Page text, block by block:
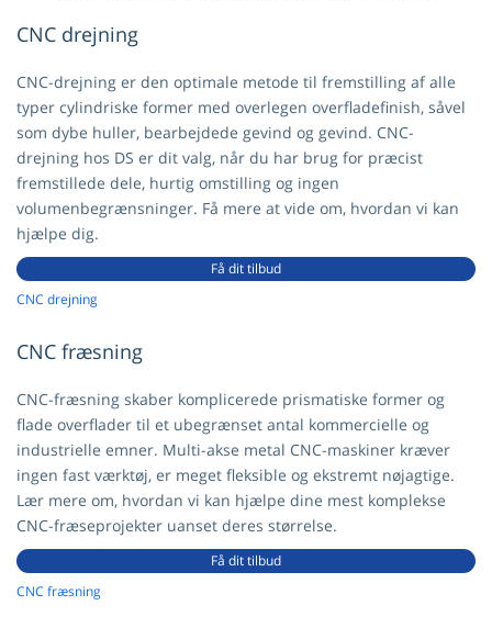
CNC drejning
CNC-drejning er den optimale metode til fremstilling af alle
typer cylindriske former med overlegen overfladefinish, såvel
som dybe huller, bearbejdede gevind og gevind. CNC-
drejning hos DS er dit valg, når du har brug for præcist
fremstillede dele, hurtig omstilling og ingen
volumenbegrænsninger. Få mere at vide om, hvordan vi kan
hjælpe dig.
Få dit tilbud
CNC drejning
CNC fræsning
CNC-fræsning skaber komplicerede prismatiske former og
flade overflader til et ubegrænset antal kommercielle og
industrielle emner. Multi-akse metal CNC-maskiner kræver
ingen fast værktøj, er meget fleksible og ekstremt nøjagtige.
Lær mere om, hvordan vi kan hjælpe dine mest komplekse
CNC-fræseprojekter uanset deres størrelse.
Få dit tilbud
CNC fræsning